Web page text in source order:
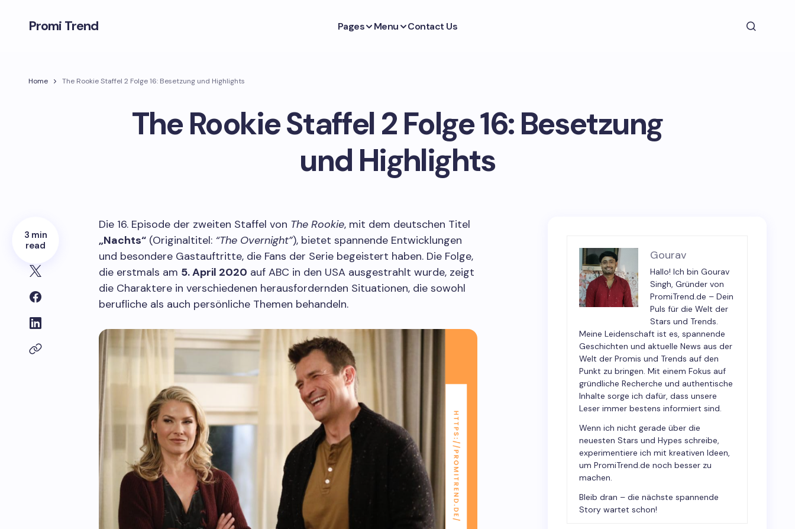
Promi Trend Pages Menu Contact Us
Home The Rookie Staffel 2 Folge 16: Besetzung und Highlights
The Rookie Staffel 2 Folge 16: Besetzung
und Highlights
3 min
read
Die 16. Episode der zweiten Staffel von The Rookie, mit dem deutschen Titel
„Nachts“ (Originaltitel: “The Overnight”), bietet spannende Entwicklungen
und besondere Gastauftritte, die Fans der Serie begeistert haben. Die Folge,
die erstmals am 5. April 2020 auf ABC in den USA ausgestrahlt wurde, zeigt
die Charaktere in verschiedenen herausfordernden Situationen, die sowohl
berufliche als auch persönliche Themen behandeln.
Gourav
Hallo! Ich bin Gourav
Singh, Gründer von
PromiTrend.de – Dein
Puls für die Welt der
Stars und Trends.
Meine Leidenschaft ist es, spannende
Geschichten und aktuelle News aus der
Welt der Promis und Trends auf den
Punkt zu bringen. Mit einem Fokus auf
gründliche Recherche und authentische
Inhalte sorge ich dafür, dass unsere
Leser immer bestens informiert sind.
Wenn ich nicht gerade über die
neuesten Stars und Hypes schreibe,
experimentiere ich mit kreativen Ideen,
um PromiTrend.de noch besser zu
machen.
Bleib dran – die nächste spannende
Story wartet schon!